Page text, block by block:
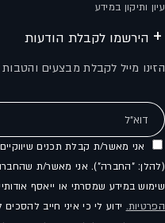
עיון ותיקון במידע
הירשמו לקבלת הודעות
הזינו מייל לקבלת מבצעים והטבות
דוא"ל
אני מאשר/ת קבלת תכנים
שימוש במידע שמסרתי או ייאסף
הפרטיות. ידוע לי כי איני חייב